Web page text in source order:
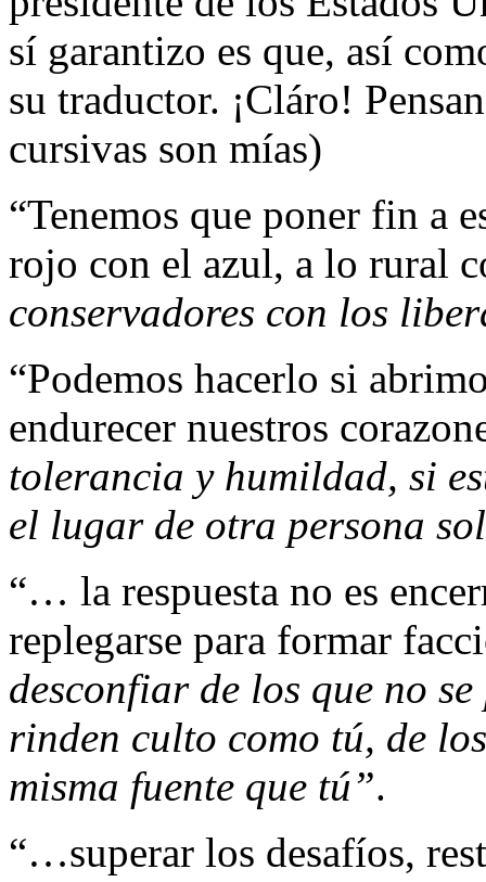
sí garantizo es que, así
su traductor. ¡Cláro!
cursivas son mías)
“Tenemos que poner fin a
rojo con el azul, a lo rural
conservadores con los
“Podemos hacerlo si
endurecer nuestros
tolerancia y humildad, si
el lugar de otra persona
“… la respuesta no es
replegarse para formar
desconfiar de los que no
rinden culto como tú, de
misma fuente que tú”.
“…superar los desafíos,